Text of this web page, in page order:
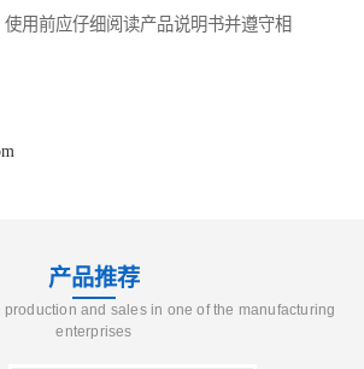
用前应仔细阅读产品说明书并遵守相
产品推荐
and sales in one of the manufacturing
enterprises